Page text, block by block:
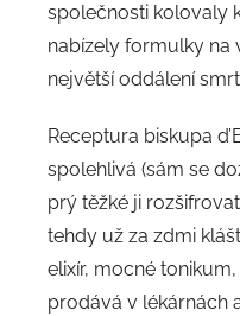
společnosti kolovaly
nabízely formulky na
největší oddálení
Receptura biskupa
spolehlivá (sám se
prý těžké ji
tehdy už za zdmi
elixír, mocné
prodává v lékárnách